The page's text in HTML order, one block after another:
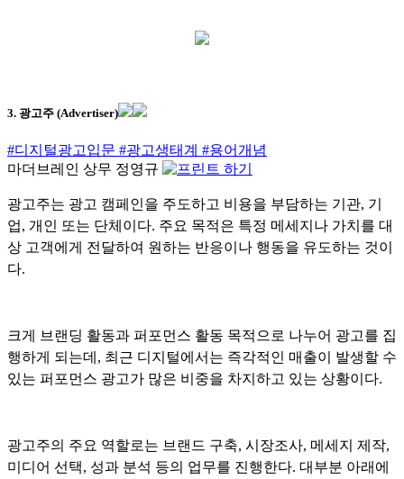
3. 광고주 (Advertiser)
#디지털광고입문 #광고생태계 #용어개념
마더브레인 상무 정영규
광고주는 광고 캠페인을 주도하고 비용을 부담하는 기관, 기
업, 개인 또는 단체이다. 주요 목적은 특정 메세지나 가치를 대
상 고객에게 전달하여 원하는 반응이나 행동을 유도하는 것이
다.
크게 브랜딩 활동과 퍼포먼스 활동 목적으로 나누어 광고를 집
행하게 되는데, 최근 디지털에서는 즉각적인 매출이 발생할 수
있는 퍼포먼스 광고가 많은 비중을 차지하고 있는 상황이다.
광고주의 주요 역할로는 브랜드 구축, 시장조사, 메세지 제작,
미디어 선택, 성과 분석 등의 업무를 진행한다. 대부분 아래에